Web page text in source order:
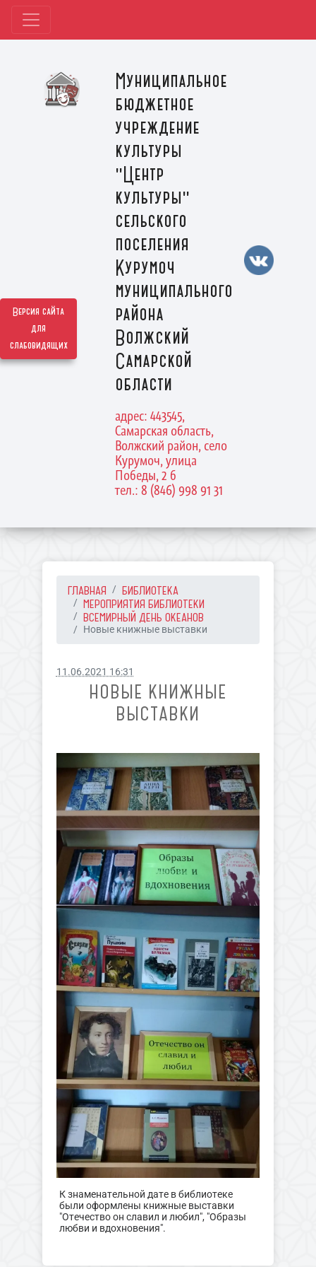
Версия сайта
для
слабовидящих
Муниципальное
бюджетное
учреждение
культуры
"Центр
культуры"
сельского
поселения
Курумоч
муниципального
района
Волжский
Самарской
области
адрес: 443545,
Самарская область,
Волжский район, село
Курумоч, улица
Победы, 2 б
тел.: 8 (846) 998 91 31
ГЛАВНАЯ
БИБЛИОТЕКА
МЕРОПРИЯТИЯ БИБЛИОТЕКИ
ВСЕМИРНЫЙ ДЕНЬ ОКЕАНОВ
Новые книжные выставки
11.06.2021 16:31
НОВЫЕ КНИЖНЫЕ
ВЫСТАВКИ
К знаменательной дате в библиотеке
были оформлены книжные выставки
"Отечество он славил и любил", "Образы
любви и вдохновения".